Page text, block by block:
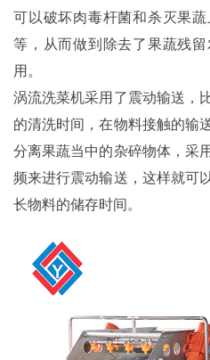
可以破坏肉毒杆菌和杀灭果
等，从而做到除去了果蔬残
用。
涡流洗菜机采用了震动输送，
的清洗时间，在物料接触的输
分离果蔬当中的杂碎物体，采
频来进行震动输送，这样就可
长物料的储存时间。